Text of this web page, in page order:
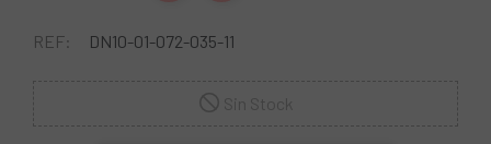
REF: DN10-01-072-035-11